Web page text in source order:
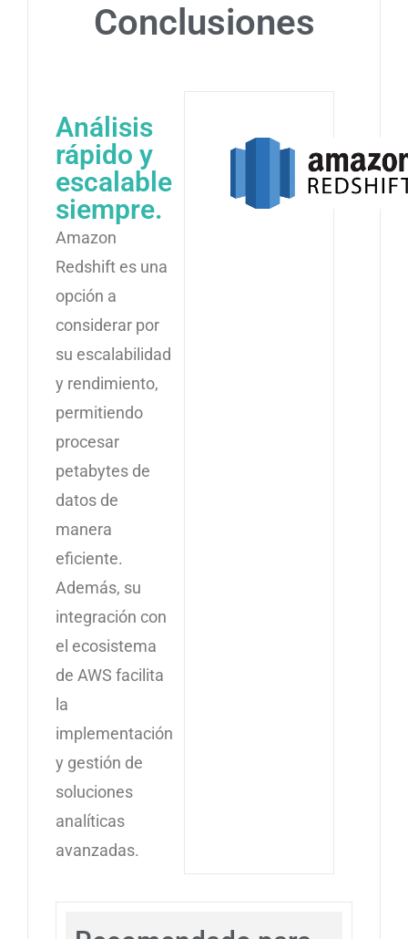
Conclusiones
Análisis
rápido y
escalable
siempre.
Amazon
Redshift es una
opción a
considerar por
su escalabilidad
y rendimiento,
permitiendo
procesar
petabytes de
datos de
manera
eficiente.
Además, su
integración con
el ecosistema
de AWS facilita
la
implementación
y gestión de
soluciones
analíticas
avanzadas.